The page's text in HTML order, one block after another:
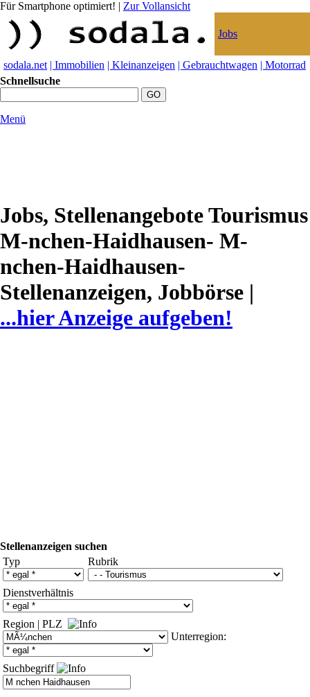
Für Smartphone optimiert! | Zur Vollansicht
Jobs
sodala.net | Immobilien | Kleinanzeigen | Gebrauchtwagen | Motorrad
Schnellsuche
Menü
Jobs, Stellenangebote Tourismus
M-nchen-Haidhausen- M-
nchen-Haidhausen-
Stellenanzeigen, Jobbörse |
...hier Anzeige aufgeben!
Stellenanzeigen suchen
Typ
Rubrik
Dienstverhältnis
Region | PLZ
Unterregion:
Suchbegriff